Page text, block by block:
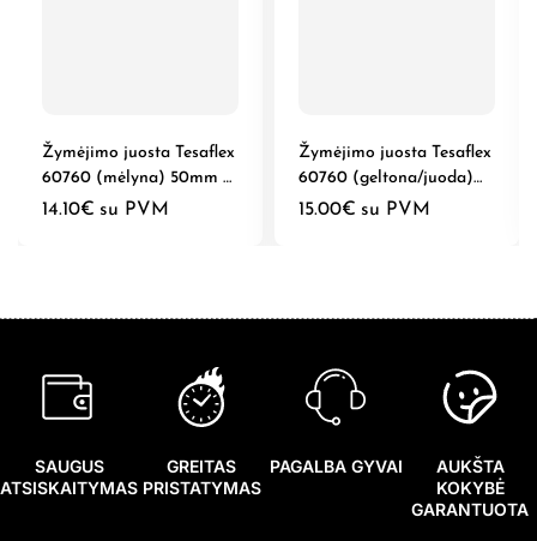
Žymėjimo juosta Tesaflex
60760 (mėlyna) 50mm x
33m
14.10€ su PVM
Žymėjimo juosta Tesaflex
60760 (geltona/juoda)
50mm x 33m
15.00€ su PVM
SAUGUS
ATSISKAITYMAS
GREITAS
PRISTATYMAS
PAGALBA GYVAI
AUKŠTA
KOKYBĖ
GARANTUOTA